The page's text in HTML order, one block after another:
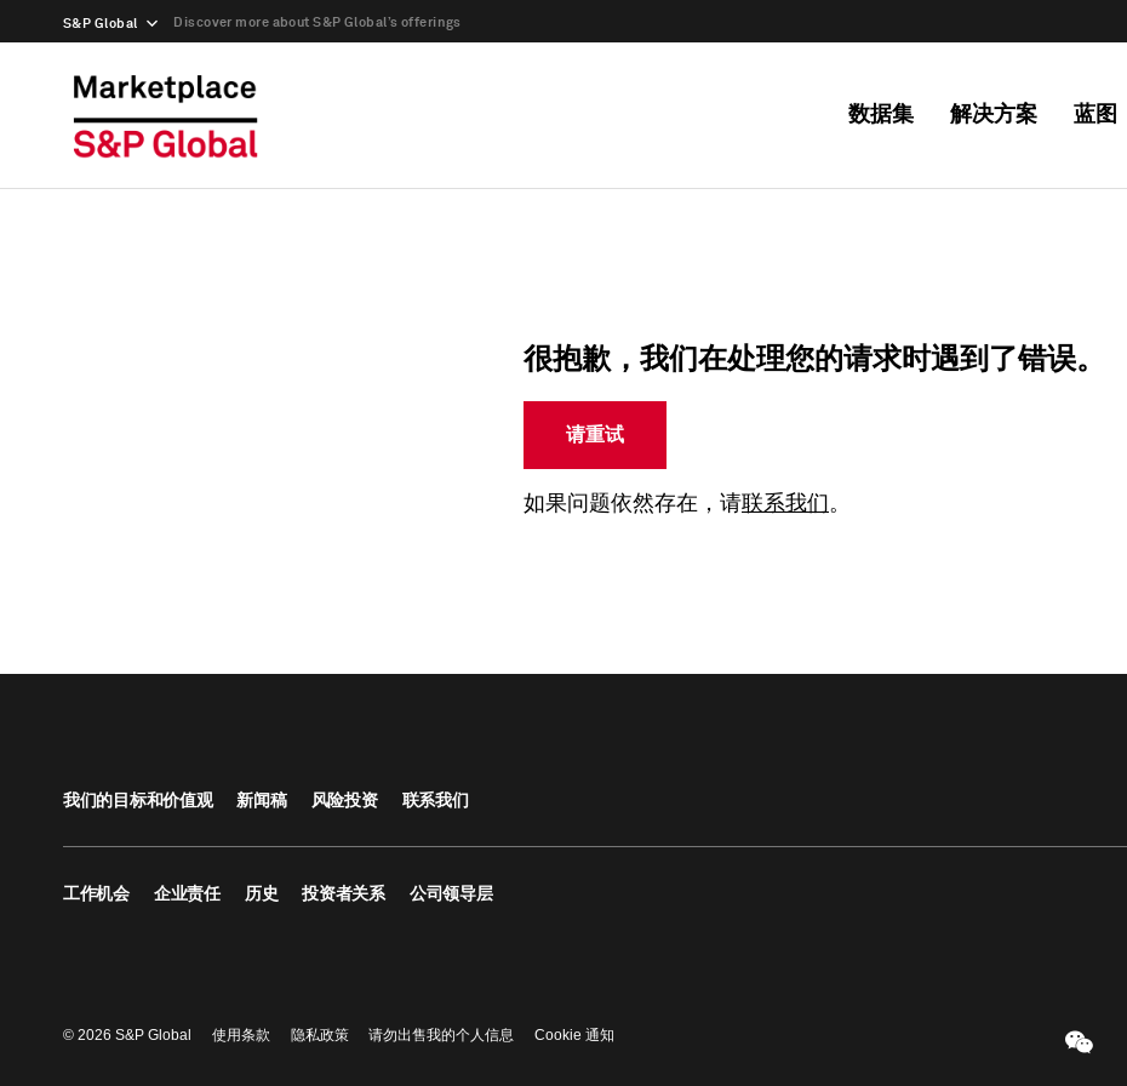
S&P Global Discover more about S&P Global’s offerings
数据集 解决方案 蓝图
很抱歉，我们在处理您的请求时遇到了错误。
请重试
如果问题依然存在，请联系我们 。
我们的目标和价值观 新闻稿 风险投资 联系我们
工作机会 企业责任 历史 投资者关系 公司领导层
© 2026 S&P Global 使用条款 隐私政策 请勿出售我的个人信息 Cookie 通知